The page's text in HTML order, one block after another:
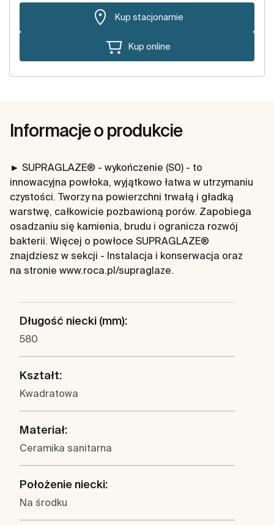
Kup stacjonarnie
Kup online
Informacje o produkcie
► SUPRAGLAZE® - wykończenie (S0) - to
innowacyjna powłoka, wyjątkowo łatwa w utrzymaniu
czystości. Tworzy na powierzchni trwałą i gładką
warstwę, całkowicie pozbawioną porów. Zapobiega
osadzaniu się kamienia, brudu i ogranicza rozwój
bakterii. Więcej o powłoce SUPRAGLAZE®
znajdziesz w sekcji - Instalacja i konserwacja oraz
na stronie www.roca.pl/supraglaze.
Długość niecki (mm):
580
Kształt:
Kwadratowa
Materiał:
Ceramika sanitarna
Położenie niecki:
Na środku